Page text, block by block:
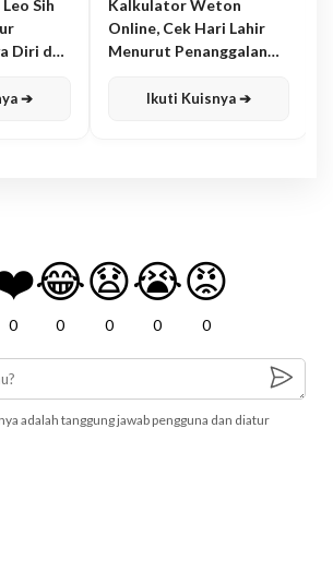
Sih
Diri dan
➔
Kalkulator Weton
Online, Cek Hari Lahir
Menurut Penanggalan
Ikuti Kuisnya ➔
0
😂
0
😧
0
😭
0
😡
0
adalah tanggung jawab pengguna dan diatur